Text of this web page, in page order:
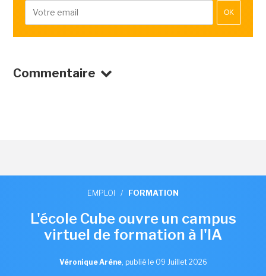
OK
Commentaire
EMPLOI / FORMATION
L'école Cube ouvre un campus
virtuel de formation à l'IA
Véronique Arène, publié le 09 Juillet 2026